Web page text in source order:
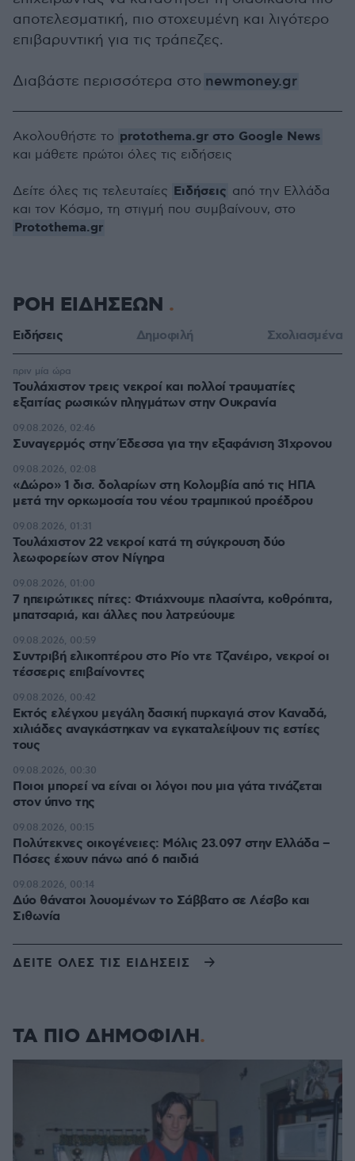
αποτελεσματική, πιο στοχευμένη και λιγότερο
επιβαρυντική για τις τράπεζες.
Διαβάστε περισσότερα στο newmoney.gr
Ακολουθήστε το protothema.gr στο Google News
και μάθετε πρώτοι όλες τις ειδήσεις
Δείτε όλες τις τελευταίες Ειδήσεις από την Ελλάδα
και τον Κόσμο, τη στιγμή που συμβαίνουν, στο
Protothema.gr
ΡΟΗ ΕΙΔΗΣΕΩΝ
Ειδήσεις Δημοφιλή Σχολιασμένα
Τουλάχιστον τρεις νεκροί και πολλοί τραυματίες
εξαιτίας ρωσικών πληγμάτων στην Ουκρανία
πριν μία ώρα
Συναγερμός στην Έδεσσα για την εξαφάνιση 31χρονου
09.08.2026, 02:46
«Δώρο» 1 δισ. δολαρίων στη Κολομβία από τις ΗΠΑ
μετά την ορκωμοσία του νέου τραμπικού προέδρου
09.08.2026, 02:08
Τουλάχιστον 22 νεκροί κατά τη σύγκρουση δύο
λεωφορείων στον Νίγηρα
09.08.2026, 01:31
7 ηπειρώτικες πίτες: Φτιάχνουμε πλασίντα, κοθρόπιτα,
μπατσαριά, και άλλες που λατρεύουμε
09.08.2026, 01:00
Συντριβή ελικοπτέρου στο Ρίο ντε Τζανέιρο, νεκροί οι
τέσσερις επιβαίνοντες
09.08.2026, 00:59
Εκτός ελέγχου μεγάλη δασική πυρκαγιά στον Καναδά,
χιλιάδες αναγκάστηκαν να εγκαταλείψουν τις εστίες
τους
09.08.2026, 00:42
Ποιοι μπορεί να είναι οι λόγοι που μια γάτα τινάζεται
στον ύπνο της
09.08.2026, 00:30
Πολύτεκνες οικογένειες: Μόλις 23.097 στην Ελλάδα –
Πόσες έχουν πάνω από 6 παιδιά
09.08.2026, 00:15
Δύο θάνατοι λουομένων το Σάββατο σε Λέσβο και
Σιθωνία
09.08.2026, 00:14
ΔΕΙΤΕ ΟΛΕΣ ΤΙΣ ΕΙΔΗΣΕΙΣ
ΤΑ ΠΙΟ ΔΗΜΟΦΙΛΗ